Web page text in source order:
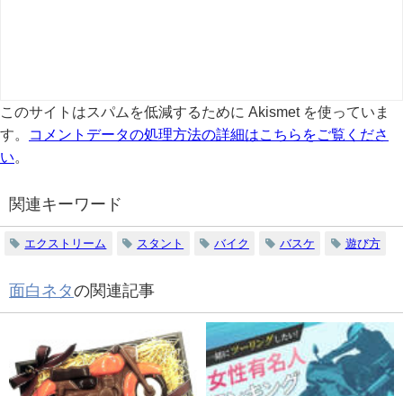
このサイトはスパムを低減するために Akismet を使っていま
す。
コメントデータの処理方法の詳細はこちらをご覧くださ
い
関連キーワード
エクストリーム スタント バイク バスケ 遊び方
面白ネタの関連記事